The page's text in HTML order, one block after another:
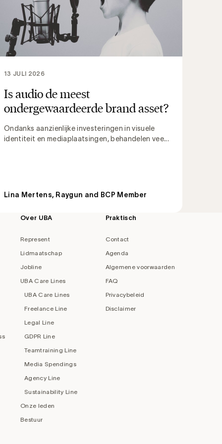
Is audio de meest
ondergewaardeerde brand asset?
Ondanks aanzienlijke investeringen in visuele
identiteit en mediaplaatsingen, behandelen vee...
13 JULI 2026
Lina Mertens, Raygun and BCP Member
Over UBA
Represent
Lidmaatschap
Jobline
UBA Care Lines
UBA Care Lines
Freelance Line
Legal Line
GDPR Line
Teamtraining Line
Media Spendings
Agency Line
Sustainability Line
Onze leden
Bestuur
Praktisch
Contact
Agenda
Algemene voorwaarden
FAQ
Privacybeleid
Disclaimer